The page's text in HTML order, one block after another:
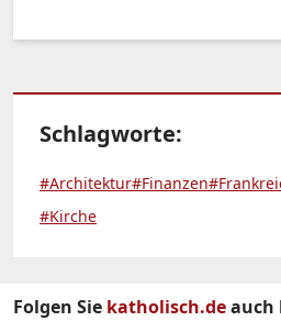
Schlagworte:
#Architektur#Finanzen
#Kirche
Folgen Sie katholisch.deauch